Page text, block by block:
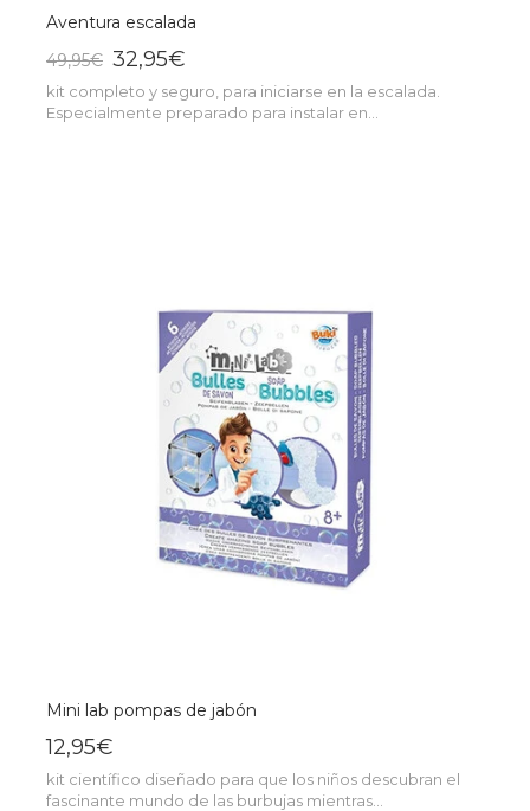
Aventura escalada
49,95€ 32,95€
kit completo y seguro, para iniciarse en la escalada.
Especialmente preparado para instalar en...
Mini lab pompas de jabón
12,95€
kit científico diseñado para que los niños descubran el
fascinante mundo de las burbujas mientras...